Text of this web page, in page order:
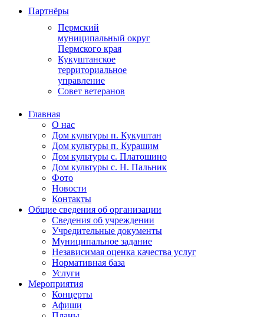
Партнёры
Пермский
муниципальный округ
Пермского края
Кукуштанское
территориальное
управление
Совет ветеранов
Главная
О нас
Дом культуры п. Кукуштан
Дом культуры п. Курашим
Дом культуры с. Платошино
Дом культуры с. Н. Пальник
Фото
Новости
Контакты
Общие сведения об организации
Сведения об учреждении
Учредительные документы
Муниципальное задание
Независимая оценка качества услуг
Нормативная база
Услуги
Мероприятия
Концерты
Афиши